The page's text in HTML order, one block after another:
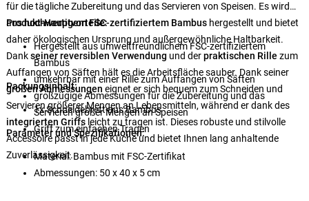
für die tägliche Zubereitung und das Servieren von Speisen. Es wird
aushochwertigem FSC-zertifiziertem Bambushergestellt und bietet
daher ökologischen Ursprung und außergewöhnliche Haltbarkeit.
Dankseiner reversiblen Verwendung und derpraktischen Rille zum
Auffangen von Säften hält es die Arbeitsfläche sauber. Dank seiner
großen Abmessungen eignet er sich bequem zum Schneiden und
Servieren größerer Mengen an Lebensmitteln, während er dank des
integrierten Griffsleicht zu tragen ist. Dieses robuste und stilvolle
Accessoire passt in jede Küche und bietet Ihnen lang anhaltende
Zuverlässigkeit.
Produkt-Hauptvorteile:
Hergestellt aus umweltfreundlichem FSC-zertifiziertem
Bambus
umkehrbar mit einer Rille zum Auffangen von Säften
großzügige Abmessungen für die Zubereitung und das
Servieren großer Mengen an Speisen
Griff zum einfachen Tragen
Packungsinhalt:
1x Schneidebrett aus Bambus
Parameter und Spezifikationen:
Material: Bambus mit FSC-Zertifikat
Abmessungen: 50 x 40 x 5 cm